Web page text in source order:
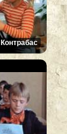
Контрабас